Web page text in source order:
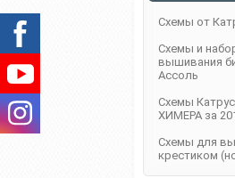
Схемы от
Схемы и
вышивания
Ассоль
Схемы
ХИМЕРА за
Схемы для
крестиком